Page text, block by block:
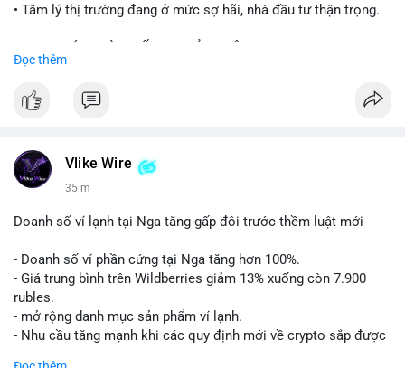
📰 Nguồn: Decrypt
• Tâm lý thị trường đang ở mức sợ hãi, nhà đầu tư thận trọng.
• CoinGecko Trending: PENGU, TUT, ACE, CASHCAT, ANSEM,
• LunarCrush Trending: Ethereum, Solana, Dogecoin, Polkadot,
Tinh hà say hi
• Binance Square: Cộng đồng đang tranh luận về lệnh
xấu từ SpaceX/Musk.
• Tin tức quốc tế: US spot Bitcoin ETFs ghi nhận dòng tiền 1 tỷ
USD; Nansen founder dự báo Bitcoin không dưới 60K; Chi tiêu
thẻ Crypto đạt ATH 759 triệu USD.
• Thông báo Binance: Hỗ trợ cổ tức Apple/IBM qua bStocks;
Đọc thêm
Vlike Wire
35 m
Doanh số ví lạnh tại Nga tăng gấp đôi trước thềm luật mới
- Doanh số ví phần cứng tại Nga tăng hơn 100%.
- Giá trung bình trên Wildberries giảm 13% xuống còn 7.900
rubles.
- mở rộng danh mục sản phẩm ví lạnh.
- Nhu cầu tăng mạnh khi các quy định mới về crypto sắp được